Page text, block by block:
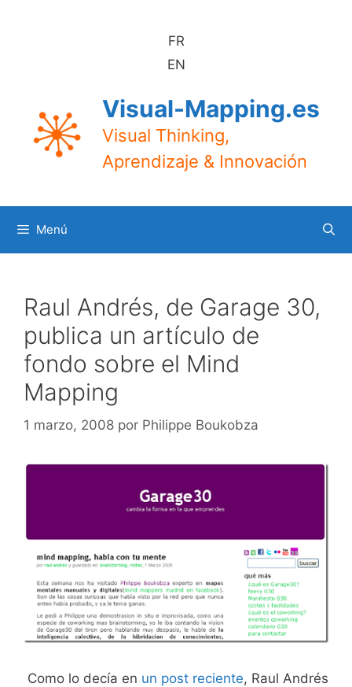
FR
EN
Visual-Mapping.es
Visual Thinking,
Aprendizaje & Innovación
Menú
Raul Andrés, de Garage 30,
publica un artículo de
fondo sobre el Mind
Mapping
1 marzo, 2008 por Philippe Boukobza
Como lo decía en un post reciente, Raul Andrés